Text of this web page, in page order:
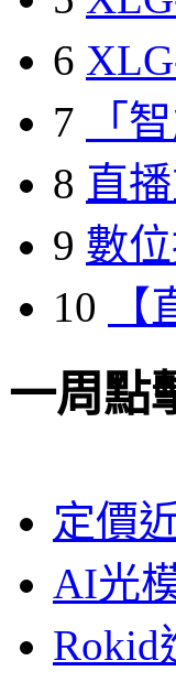
6
7
「
8 直
9 數
10
一周點
定價
AI光
Rokid